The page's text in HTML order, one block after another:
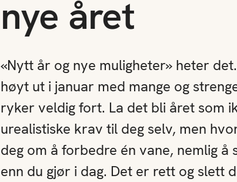
nye året
«Nytt år og nye muligheter» heter
høyt ut i januar med mange og
ryker veldig fort. La det bli året som
urealistiske krav til deg selv, men
deg om å forbedre én vane, nemlig å
enn du gjør i dag. Det er rett og slett